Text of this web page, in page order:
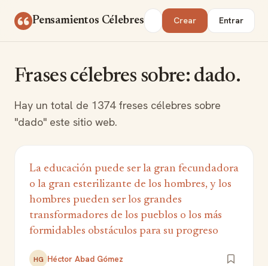
Pensamientos Célebres Buscar Crear Entrar
Frases célebres sobre: dado.
Hay un total de 1374 freses célebres sobre
"dado" este sitio web.
La educación puede ser la gran fecundadora
o la gran esterilizante de los hombres, y los
hombres pueden ser los grandes
transformadores de los pueblos o los más
formidables obstáculos para su progreso
HG Héctor Abad Gómez